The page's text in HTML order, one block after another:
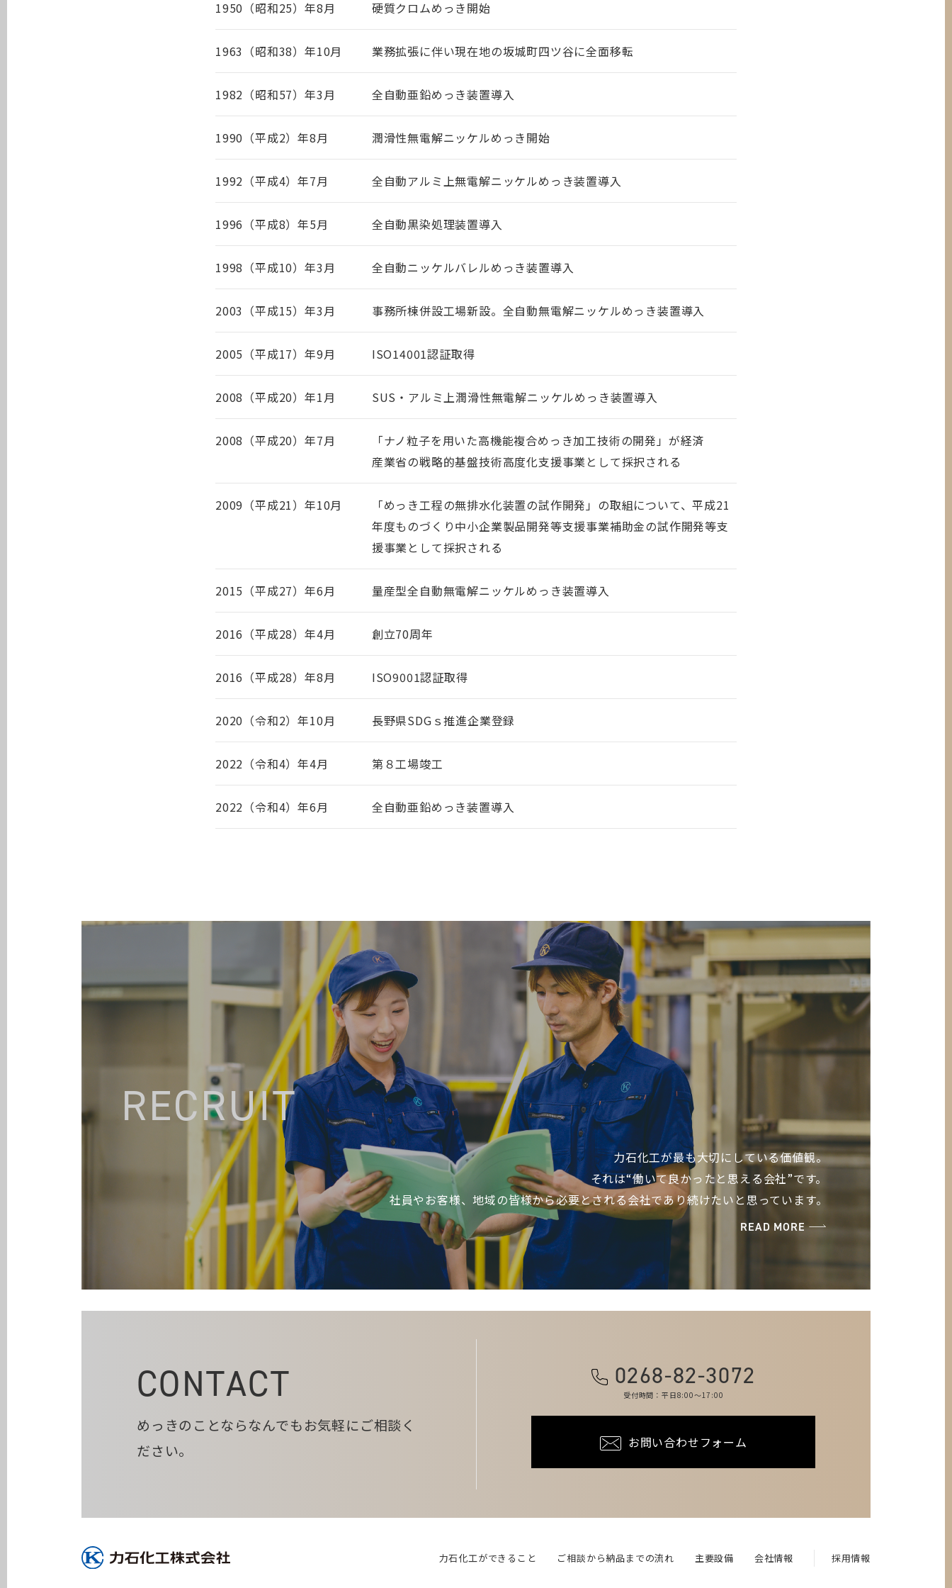
1950（昭和25）年8月 硬質クロムめっき開始
1963（昭和38）年10月 業務拡張に伴い現在地の坂城町四ツ谷に全面移転
1982（昭和57）年3月 全自動亜鉛めっき装置導入
1990（平成2）年8月 潤滑性無電解ニッケルめっき開始
1992（平成4）年7月 全自動アルミ上無電解ニッケルめっき装置導入
1996（平成8）年5月 全自動黒染処理装置導入
1998（平成10）年3月 全自動ニッケルバレルめっき装置導入
2003（平成15）年3月 事務所棟併設工場新設。全自動無電解ニッケルめっき装置導入
2005（平成17）年9月 ISO14001認証取得
2008（平成20）年1月 SUS・アルミ上潤滑性無電解ニッケルめっき装置導入
2008（平成20）年7月
「ナノ粒子を用いた高機能複合めっき加工技術の開発」が経済
産業省の戦略的基盤技術高度化支援事業として採択される
2009（平成21）年10月
「めっき工程の無排水化装置の試作開発」の取組について、平成21
年度ものづくり中小企業製品開発等支援事業補助金の試作開発等支
援事業として採択される
2015（平成27）年6月 量産型全自動無電解ニッケルめっき装置導入
2016（平成28）年4月 創立70周年
2016（平成28）年8月 ISO9001認証取得
2020（令和2）年10月 長野県SDGｓ推進企業登録
2022（令和4）年4月 第８工場竣工
2022（令和4）年6月 全自動亜鉛めっき装置導入
RECRUIT
力石化工が最も大切にしている価値観。
それは“働いて良かったと思える会社”です。
社員やお客様、地域の皆様から必要とされる会社であり続けたいと思っています。
READ MORE
CONTACT
めっきのことならなんでもお気軽にご相談く
ださい。
0268-82-3072
受付時間：平日8:00～17:00
お問い合わせフォーム
力石化工ができること ご相談から納品までの流れ 主要設備 会社情報 採用情報